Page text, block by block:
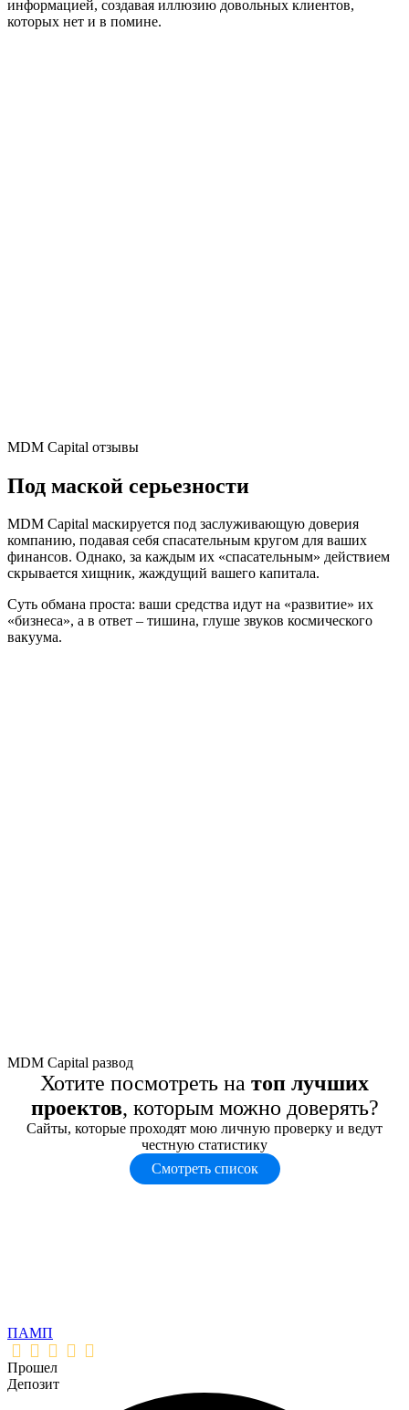
информацией, создавая иллюзию довольных клиентов,
которых нет и в помине.
MDM Capital отзывы
Под маской серьезности
MDM Capital маскируется под заслуживающую доверия
компанию, подавая себя спасательным кругом для ваших
финансов. Однако, за каждым их «спасательным» действием
скрывается хищник, жаждущий вашего капитала.
Суть обмана проста: ваши средства идут на «развитие» их
«бизнеса», а в ответ – тишина, глуше звуков космического
вакуума.
MDM Capital развод
Хотите посмотреть на топ лучших
проектов, которым можно доверять?
Сайты, которые проходят мою личную проверку и ведут
честную статистику
Смотреть список
ПАМП
Прошел
Депозит